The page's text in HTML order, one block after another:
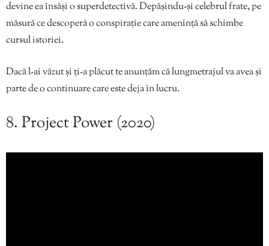
devine ea însăși o superdetectivă. Depășindu-și celebrul frate, pe
măsură ce descoperă o conspirație care amenință să schimbe
cursul istoriei.
Dacă l-ai văzut și ți-a plăcut te anunțăm că lungmetrajul va avea și
parte de o continuare care este deja în lucru.
8. Project Power (2020)